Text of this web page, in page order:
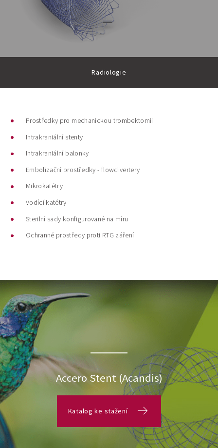
Radiologie
Prostředky pro mechanickou trombektomii
Intrakraniální stenty
Intrakraniální balonky
Embolizační prostředky - flowdivertery
Mikrokatétry
Vodící katétry
Sterilní sady konfigurované na míru
Ochranné prostředy proti RTG záření
Accero Stent (Acandis)
Katalog ke stažení